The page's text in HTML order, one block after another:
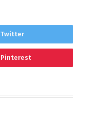
Twitter
Pinterest